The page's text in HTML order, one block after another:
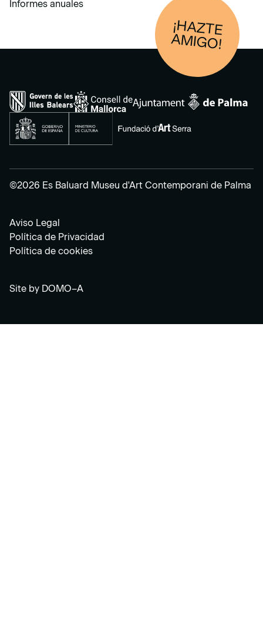
Informes anuales
¡HAZTE
AM
IGO!
©2026 Es Baluard Museu d'Art Contemporani de Palma
Aviso Legal
Política de Privacidad
Política de cookies
Site by DOMO–A